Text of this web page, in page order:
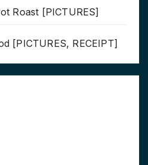
Roast [PICTURES]
[PICTURES, RECEIPT]